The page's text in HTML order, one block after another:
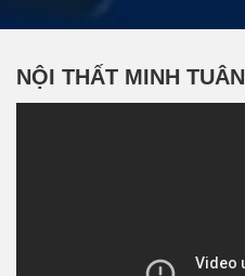
NỘI THẤT MINH TUÂN